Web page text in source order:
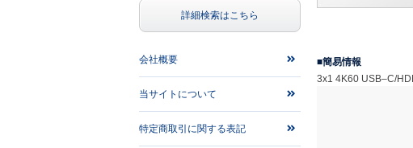
簡易情報
3x1 4K60 USB–C/
詳細検索はこちら
会社概要
当サイトについて
特定商取引に関する表記